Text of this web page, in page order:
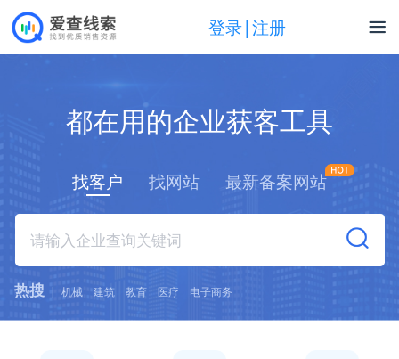
登录|注册
都在用的企业获客工具
找客户 找网站 最新备案网站
热搜 | 机械 建筑 教育 医疗 电子商务